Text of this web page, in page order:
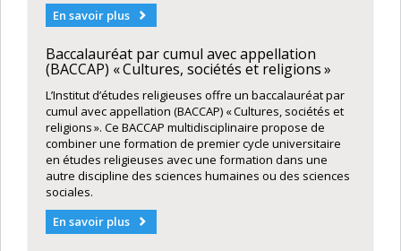
En savoir plus
Baccalauréat par cumul avec appellation
(BACCAP) « Cultures, sociétés et religions »
L’Institut d’études religieuses offre un baccalauréat par
cumul avec appellation (BACCAP) « Cultures, sociétés et
religions ». Ce BACCAP multidisciplinaire propose de
combiner une formation de premier cycle universitaire
en études religieuses avec une formation dans une
autre discipline des sciences humaines ou des sciences
sociales.
En savoir plus